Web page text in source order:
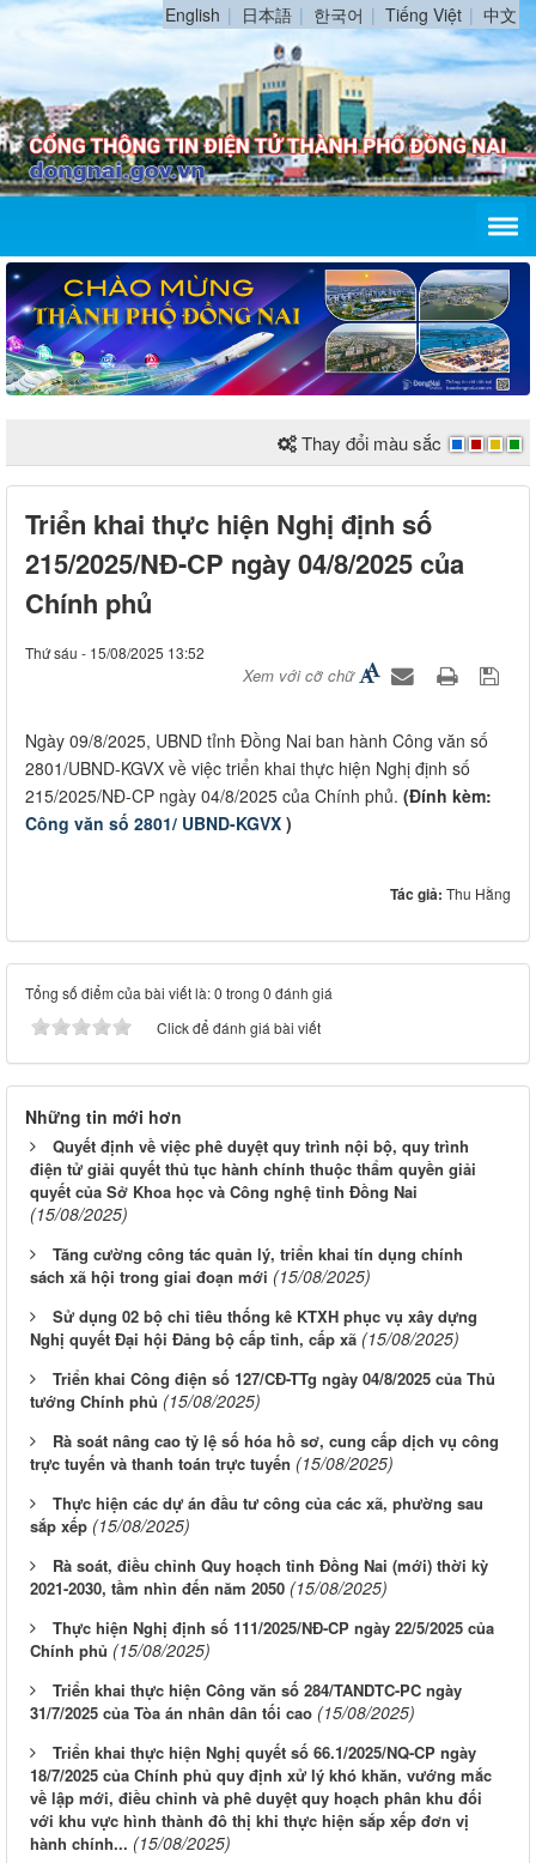
English 日本語 한국어 Tiếng Việt 中文
Thay đổi màu sắc
Triển khai thực hiện Nghị định số
215/2025/NĐ-CP ngày 04/8/2025 của
Chính phủ
Thứ sáu - 15/08/2025 13:52
Xem với cỡ chữ
Ngày 09/8/2025, UBND tỉnh Đồng Nai ban hành Công văn số
2801/UBND-KGVX về việc triển khai thực hiện Nghị định số
215/2025/NĐ-CP ngày 04/8/2025 của Chính phủ. (Đính kèm:
Công văn số 2801/ UBND-KGVX )
Tác giả: Thu Hằng
Tổng số điểm của bài viết là: 0 trong 0 đánh giá
Click để đánh giá bài viết
Những tin mới hơn
Quyết định về việc phê duyệt quy trình nội bộ, quy trình
điện tử giải quyết thủ tục hành chính thuộc thẩm quyền giải
quyết của Sở Khoa học và Công nghệ tỉnh Đồng Nai
(15/08/2025)
Tăng cường công tác quản lý, triển khai tín dụng chính
sách xã hội trong giai đoạn mới (15/08/2025)
Sử dụng 02 bộ chỉ tiêu thống kê KTXH phục vụ xây dựng
Nghị quyết Đại hội Đảng bộ cấp tỉnh, cấp xã (15/08/2025)
Triển khai Công điện số 127/CĐ-TTg ngày 04/8/2025 của Thủ
tướng Chính phủ (15/08/2025)
Rà soát nâng cao tỷ lệ số hóa hồ sơ, cung cấp dịch vụ công
trực tuyến và thanh toán trực tuyến (15/08/2025)
Thực hiện các dự án đầu tư công của các xã, phường sau
sắp xếp (15/08/2025)
Rà soát, điều chỉnh Quy hoạch tỉnh Đồng Nai (mới) thời kỳ
2021-2030, tầm nhìn đến năm 2050 (15/08/2025)
Thực hiện Nghị định số 111/2025/NĐ-CP ngày 22/5/2025 của
Chính phủ (15/08/2025)
Triển khai thực hiện Công văn số 284/TANDTC-PC ngày
31/7/2025 của Tòa án nhân dân tối cao (15/08/2025)
Triển khai thực hiện Nghị quyết số 66.1/2025/NQ-CP ngày
18/7/2025 của Chính phủ quy định xử lý khó khăn, vướng mắc
về lập mới, điều chỉnh và phê duyệt quy hoạch phân khu đối
với khu vực hình thành đô thị khi thực hiện sắp xếp đơn vị
hành chính... (15/08/2025)